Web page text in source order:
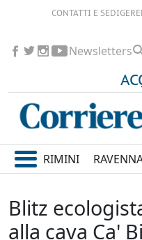
CONTATTI E SEDI
Newsletters
RIMINI
Blitz
alla cava Ca'